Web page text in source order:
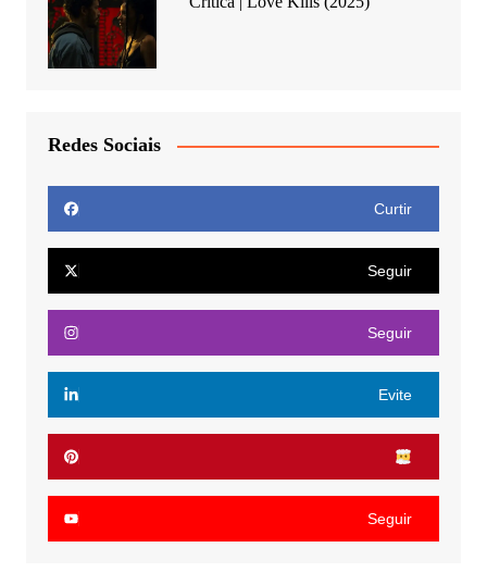
Redes Sociais
Curtir
Seguir
Seguir
Evite
Seguir